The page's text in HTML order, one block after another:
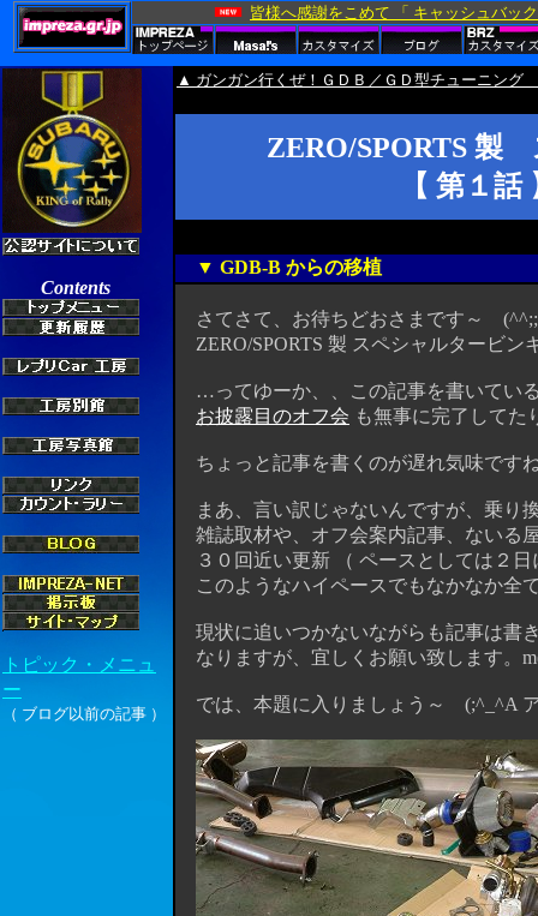
▲ ガンガン行くぜ！ＧＤＢ／ＧＤ型チューニン
ZERO/SPORTS 製
【 第１
▼ GDB-B からの移植
さてさて、お待ちどおさまです～
ZERO/SPORTS 製 スペシャルタービン
…ってゆーか、、この記事を書いてい
お披露目のオフ会 も無事に完了してた
ちょっと記事を書くのが遅れ気味です
まあ、言い訳じゃないんですが、乗り
雑誌取材や、オフ会案内記事、ないる
３０回近い更新 （ ペースとしては２
このようなハイペースでもなかなか全
現状に追いつかないながらも記事は書
なりますが、宜しくお願い致します。
では、本題に入りましょう～ (;^_^A